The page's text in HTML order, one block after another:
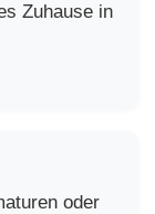
Zuhause in
oder